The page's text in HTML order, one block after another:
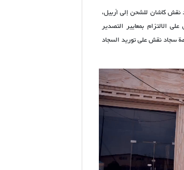
نقش كاشان للشحن إلى أربيل،
الالتزام بمعايير التصدير
سجاد نقش على توريد السجاد